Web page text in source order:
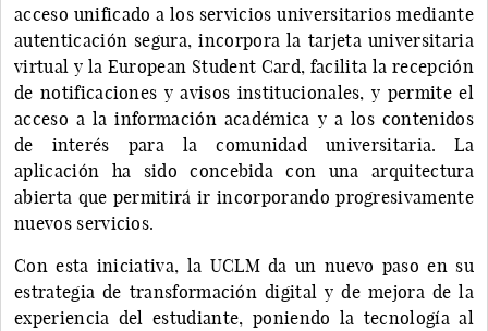
acceso unificado a los servicios universitarios mediante
autenticación segura, incorpora la tarjeta universitaria
virtual y la European Student Card, facilita la recepción
de notificaciones y avisos institucionales, y permite el
acceso a la información académica y a los contenidos
de interés para la comunidad universitaria. La
aplicación ha sido concebida con una arquitectura
abierta que permitirá ir incorporando progresivamente
nuevos servicios.
Con esta iniciativa, la UCLM da un nuevo paso en su
estrategia de transformación digital y de mejora de la
experiencia del estudiante, poniendo la tecnología al